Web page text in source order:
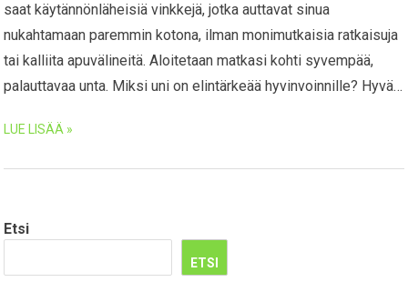
saat käytännönläheisiä vinkkejä, jotka auttavat sinua
nukahtamaan paremmin kotona, ilman monimutkaisia ratkaisuja
tai kalliita apuvälineitä. Aloitetaan matkasi kohti syvempää,
palauttavaa unta. Miksi uni on elintärkeää hyvinvoinnille? Hyvä…
LUE LISÄÄ »
Etsi
ETSI